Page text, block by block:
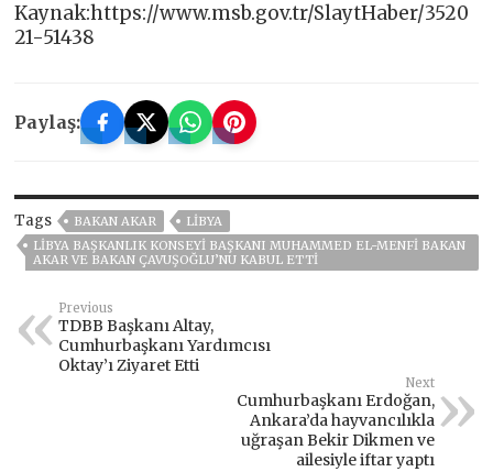
Kaynak:https://www.msb.gov.tr/SlaytHaber/3520
21-51438
Paylaş:
Tags BAKAN AKAR
LİBYA
LIBYA BAŞKANLIK KONSEYI BAŞKANI MUHAMMED EL-MENFI BAKAN
AKAR VE BAKAN ÇAVUŞOĞLU’NU KABUL ETTI
Previous
TDBB Başkanı Altay,
Cumhurbaşkanı Yardımcısı
Oktay’ı Ziyaret Etti
Next
Cumhurbaşkanı Erdoğan,
Ankara’da hayvancılıkla
uğraşan Bekir Dikmen ve
ailesiyle iftar yaptı